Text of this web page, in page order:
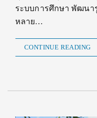
ระบบการศึกษา พัฒนา
หลาย…
CONTINUE READING